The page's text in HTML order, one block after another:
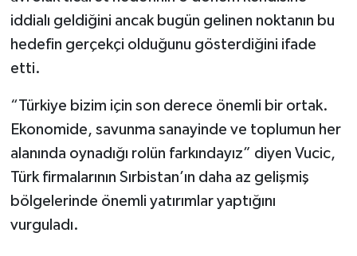
iddialı geldiğini ancak bugün gelinen noktanın bu
hedefin gerçekçi olduğunu gösterdiğini ifade
etti.
“Türkiye bizim için son derece önemli bir ortak.
Ekonomide, savunma sanayinde ve toplumun her
alanında oynadığı rolün farkındayız” diyen Vucic,
Türk firmalarının Sırbistan’ın daha az gelişmiş
bölgelerinde önemli yatırımlar yaptığını
vurguladı.